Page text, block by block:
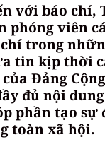
với báo chí,
phóng viên
trong
tin kịp thời
Đảng
đủ nội
phần tạo sự
toàn xã hội.